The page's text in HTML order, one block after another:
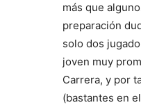
más que
preparación
solo dos
joven muy
Carrera, y por
(bastantes en